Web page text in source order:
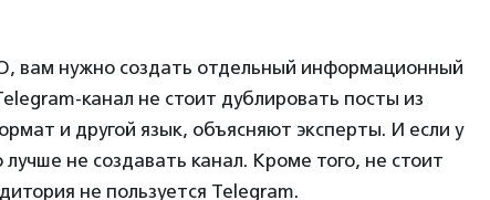
вам нужно создать отдельный информационный
канал не стоит дублировать посты из
и другой язык, объясняют эксперты. И если у
не создавать канал. Кроме того, не стоит
не пользуется Telegram.